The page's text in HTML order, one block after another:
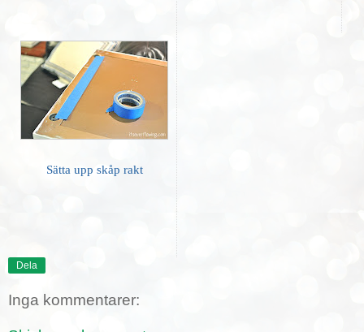
Sätta upp skåp rakt
Dela
Inga kommentarer: